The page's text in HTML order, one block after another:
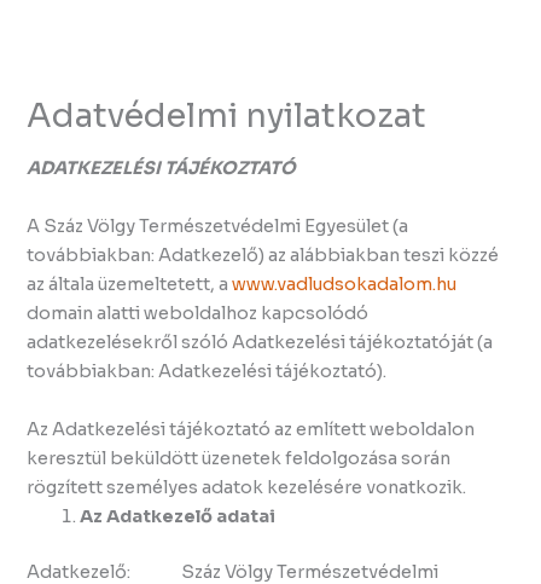
Adatvédelmi nyilatkozat
ADATKEZELÉSI TÁJÉKOZTATÓ
A Száz Völgy Természetvédelmi Egyesület (a
továbbiakban: Adatkezelő) az alábbiakban teszi közzé
az általa üzemeltetett, awww.vadludsokadalom.hu
domain alatti weboldalhoz kapcsolódó
adatkezelésekről szóló Adatkezelési tájékoztatóját (a
továbbiakban: Adatkezelési tájékoztató).
Az Adatkezelési tájékoztató az említett weboldalon
keresztül beküldött üzenetek feldolgozása során
rögzített személyes adatok kezelésére vonatkozik.
Az Adatkezelő adatai
Adatkezelő: Száz Völgy Természetvédelmi